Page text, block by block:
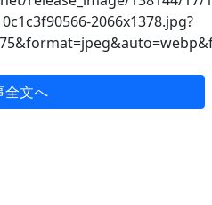
2066x1378.jpg?
全文へ